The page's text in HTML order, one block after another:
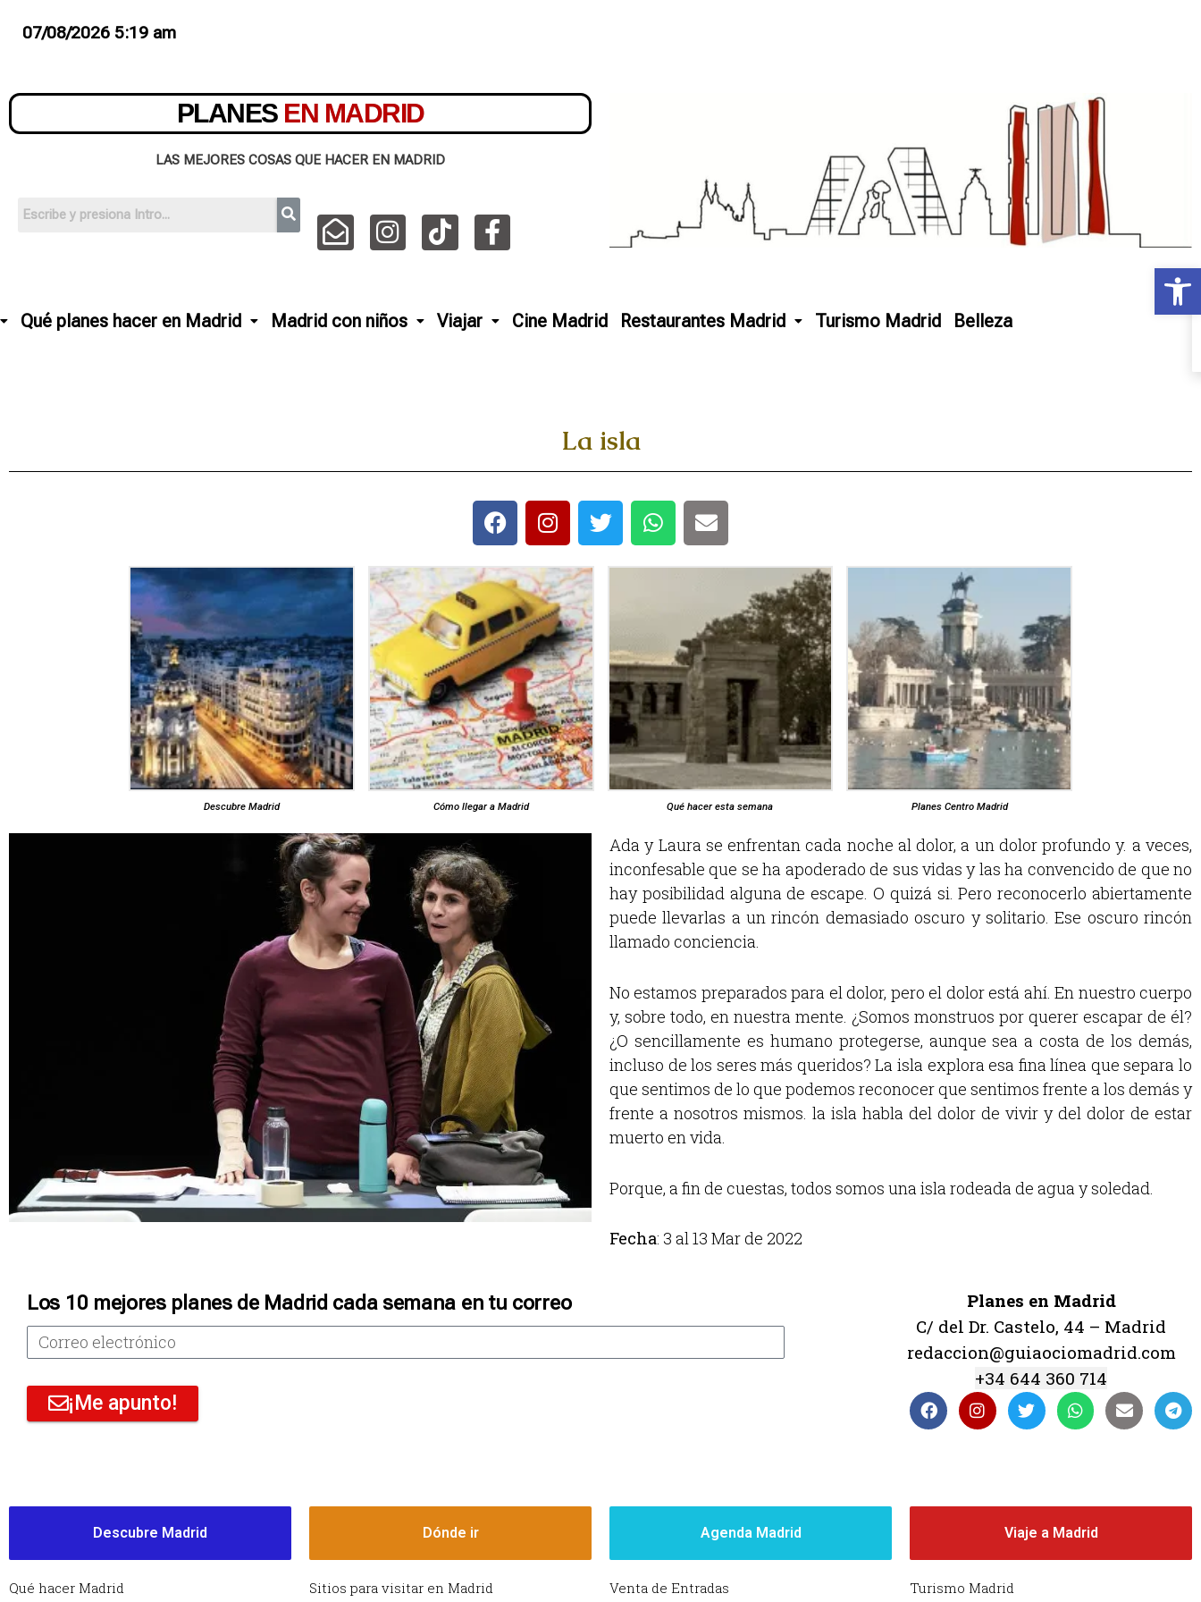
07/08/2026 5:19 am
PLANES EN MADRID
LAS MEJORES COSAS QUE HACER EN MADRID
Qué planes hacer en Madrid Madrid con niños Viajar Cine Madrid Restaurantes Madrid Turismo Madrid Belleza
La isla
Descubre Madrid Cómo llegar a Madrid Qué hacer esta semana Planes Centro Madrid
Ada y Laura se enfrentan cada noche al dolor, a un dolor profundo y. a veces,
inconfesable que se ha apoderado de sus vidas y las ha convencido de que no
hay posibilidad alguna de escape. O quizá si. Pero reconocerlo abiertamente
puede llevarlas a un rincón demasiado oscuro y solitario. Ese oscuro rincón
llamado conciencia.
No estamos preparados para el dolor, pero el dolor está ahí. En nuestro cuerpo
y, sobre todo, en nuestra mente. ¿Somos monstruos por querer escapar de él?
¿O sencillamente es humano protegerse, aunque sea a costa de los demás,
incluso de los seres más queridos? La isla explora esa fina línea que separa lo
que sentimos de lo que podemos reconocer que sentimos frente a los demás y
frente a nosotros mismos. la isla habla del dolor de vivir y del dolor de estar
muerto en vida.
Porque, a fin de cuestas, todos somos una isla rodeada de agua y soledad.
Fecha: 3 al 13 Mar de 2022
Los 10 mejores planes de Madrid cada semana en tu correo
¡Me apunto!
Planes en Madrid
C/ del Dr. Castelo, 44 – Madrid
redaccion@guiaociomadrid.com
+34 644 360 714
Descubre Madrid
Qué hacer Madrid
Dónde ir
Sitios para visitar en Madrid
Agenda Madrid
Venta de Entradas
Viaje a Madrid
Turismo Madrid